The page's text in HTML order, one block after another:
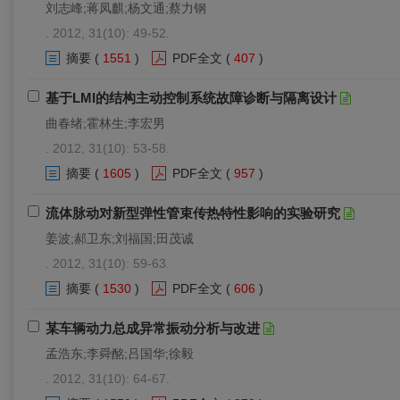
刘志峰;蒋凤麒;杨文通;蔡力钢
. 2012, 31(10): 49-52.
摘要 ( 1551 ) PDF全文 ( 407 )
基于LMI的结构主动控制系统故障诊断与隔离设计
曲春绪;霍林生;李宏男
. 2012, 31(10): 53-58.
摘要 ( 1605 ) PDF全文 ( 957 )
流体脉动对新型弹性管束传热特性影响的实验研究
姜波;郝卫东;刘福国;田茂诚
. 2012, 31(10): 59-63.
摘要 ( 1530 ) PDF全文 ( 606 )
某车辆动力总成异常振动分析与改进
孟浩东;李舜酩;吕国华;徐毅
. 2012, 31(10): 64-67.